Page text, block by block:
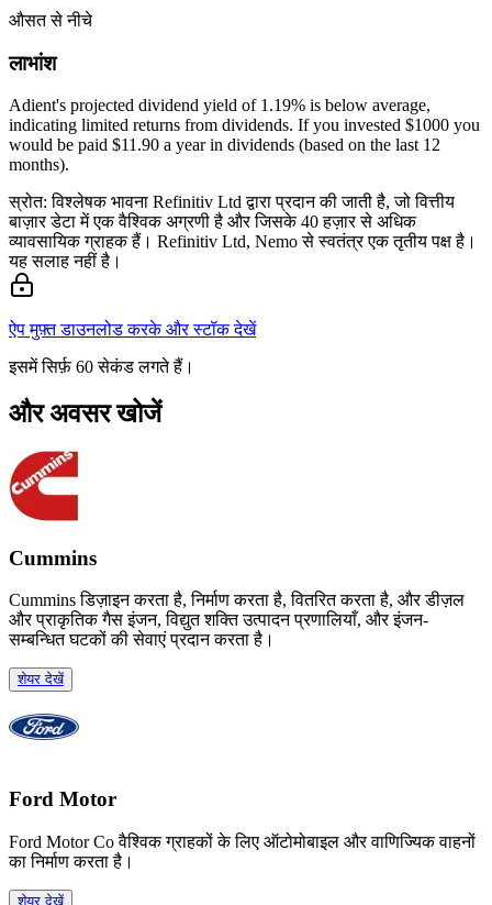
औसत से नीचे
लाभांश
Adient's projected dividend yield of 1.19% is below average,
indicating limited returns from dividends. If you invested $1000 you
would be paid $11.90 a year in dividends (based on the last 12
months).
स्रोत: विश्लेषक भावना Refinitiv Ltd द्वारा प्रदान की जाती है, जो वित्तीय
बाज़ार डेटा में एक वैश्विक अग्रणी है और जिसके 40 हज़ार से अधिक
व्यावसायिक ग्राहक हैं। Refinitiv Ltd, Nemo से स्वतंत्र एक तृतीय पक्ष है।
यह सलाह नहीं है।
ऐप मुफ़्त डाउनलोड करके और स्टॉक देखें
इसमें सिर्फ़ 60 सेकंड लगते हैं।
और अवसर खोजें
Cummins
Cummins डिज़ाइन करता है, निर्माण करता है, वितरित करता है, और डीज़ल
और प्राकृतिक गैस इंजन, विद्युत शक्ति उत्पादन प्रणालियाँ, और इंजन-
सम्बन्धित घटकों की सेवाएं प्रदान करता है।
शेयर देखें
Ford Motor
Ford Motor Co वैश्विक ग्राहकों के लिए ऑटोमोबाइल और वाणिज्यिक वाहनों
का निर्माण करता है।
शेयर देखें